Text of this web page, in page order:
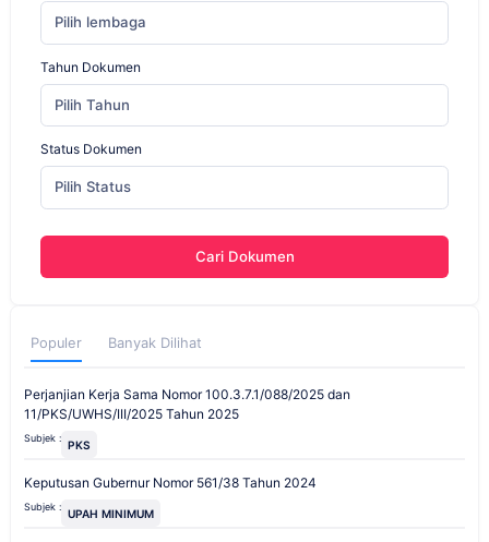
Pilih lembaga
Tahun Dokumen
Pilih Tahun
Status Dokumen
Pilih Status
Cari Dokumen
Populer Banyak Dilihat
Perjanjian Kerja Sama Nomor 100.3.7.1/088/2025 dan
11/PKS/UWHS/III/2025 Tahun 2025
Subjek : PKS
Keputusan Gubernur Nomor 561/38 Tahun 2024
Subjek : UPAH MINIMUM